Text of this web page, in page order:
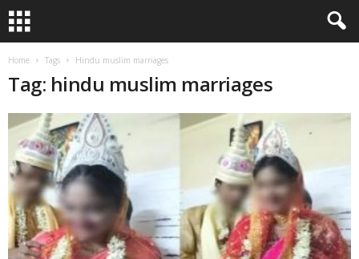
Home Tags Hindu muslim marriages
Tag: hindu muslim marriages